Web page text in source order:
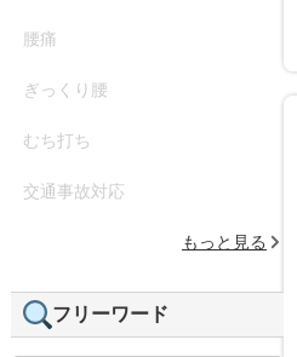
腰痛
ぎっくり腰
むち打ち
交通事故対応
もっと見る
フリーワード